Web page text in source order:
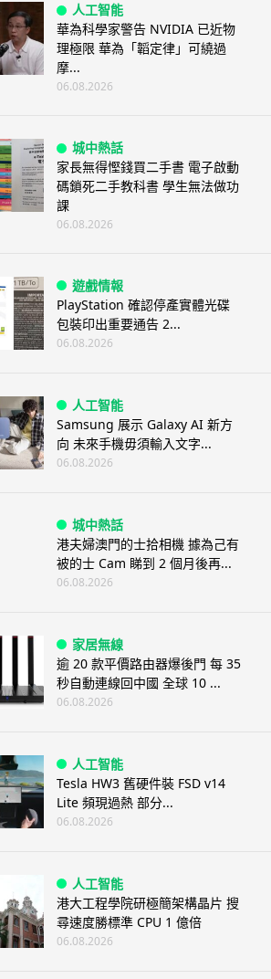
人工智能
華為科學家警告 NVIDIA 已近物
理極限 華為「韜定律」可繞過
摩...
06.08.2026
城中熱話
家長無得慳錢買二手書 電子啟動
碼鎖死二手教科書 學生無法做功
課
06.08.2026
遊戲情報
PlayStation 確認停產實體光碟
包裝印出重要通告 2...
06.08.2026
人工智能
Samsung 展示 Galaxy AI 新方
向 未來手機毋須輸入文字...
06.08.2026
城中熱話
港夫婦澳門的士拾相機 據為己有
被的士 Cam 睇到 2 個月後再...
06.08.2026
家居無線
逾 20 款平價路由器爆後門 每 35
秒自動連線回中國 全球 10 ...
06.08.2026
人工智能
Tesla HW3 舊硬件裝 FSD v14
Lite 頻現過熱 部分...
06.08.2026
人工智能
港大工程學院研極簡架構晶片 搜
尋速度勝標準 CPU 1 億倍
06.08.2026